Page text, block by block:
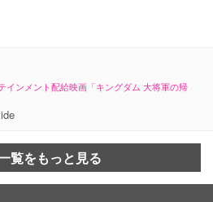
インメント配給映画「キングダム 大将軍の帰
覧をもっと見る